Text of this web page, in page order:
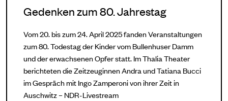
Gedenken zum 80. Jahrestag
Vom 20. bis zum 24. April 2025 fanden Veranstaltungen
zum 80. Todestag der Kinder vom Bullenhuser Damm
und der erwachsenen Opfer statt. Im Thalia Theater
berichteten die Zeitzeuginnen Andra und Tatiana Bucci
im Gespräch mit Ingo Zamperoni von ihrer Zeit in
Auschwitz – NDR-Livestream